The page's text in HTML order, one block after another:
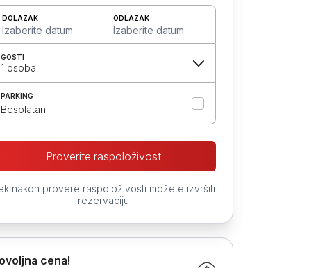
DOLAZAK
Izaberite datum
ODLAZAK
Izaberite datum
GOSTI
1 osoba
PARKING
Besplatan
Proverite raspoloživost
nakon provere raspoloživosti možete izvršiti
rezervaciju
cena!